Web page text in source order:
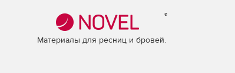
®
Материалы для ресниц и бровей.